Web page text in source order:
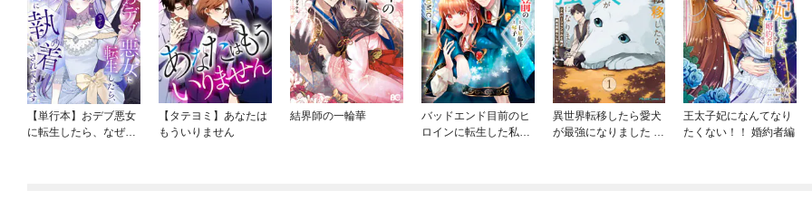
【単行本】おデブ悪女
に転生したら、なぜか
【タテヨミ】あなたは
もういりません
結界師の一輪華
バッドエンド目前のヒ
ロインに転生した私、
異世界転移したら愛犬
が最強になりました ～
王太子妃になんてなり
たくない！！ 婚約者編